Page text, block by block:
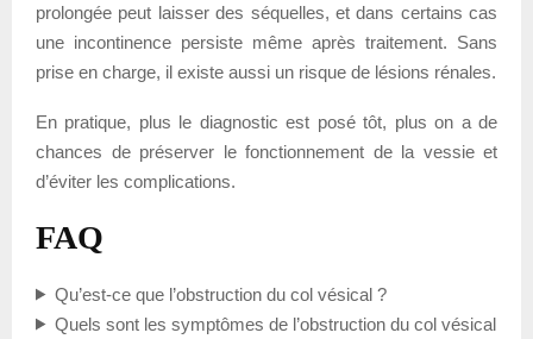
prolongée peut laisser des séquelles, et dans certains cas
une incontinence persiste même après traitement. Sans
prise en charge, il existe aussi un risque de lésions rénales.
En pratique, plus le diagnostic est posé tôt, plus on a de
chances de préserver le fonctionnement de la vessie et
d’éviter les complications.
FAQ
Qu’est-ce que l’obstruction du col vésical ?
Quels sont les symptômes de l’obstruction du col vésical